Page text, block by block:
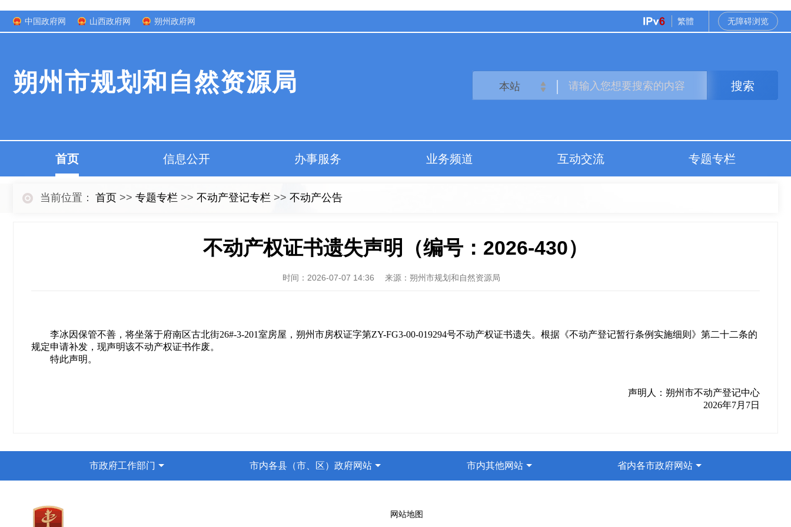
中国政府网 山西政府网 朔州政府网 繁體 无障碍浏览
朔州市规划和自然资源局 搜索
首页 信息公开 办事服务 业务频道 互动交流 专题专栏
当前位置： 首页 >> 专题专栏 >> 不动产登记专栏 >> 不动产公告
不动产权证书遗失声明（编号：2026-430）
时间： 2026-07-07 14:36 来源： 朔州市规划和自然资源局
李冰因保管不善，将坐落于府南区古北街26#-3-201室房屋，朔州市房权证字第ZY-FG3-00-019294号不动产权证书遗失。根据《不动产登记暂行条例实施细则》第二十二条的
规定申请补发，现声明该不动产权证书作废。
特此声明。
声明人：朔州市不动产登记中心
2026年7月7日
市政府工作部门 市内各县（市、区）政府网站 市内其他网站 省内各市政府网站
网站地图